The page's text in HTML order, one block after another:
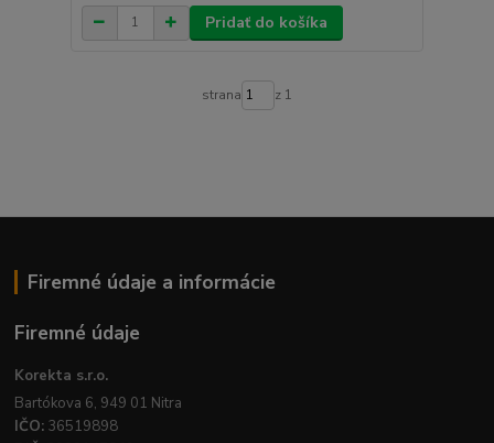
Pridať do košíka
strana z 1
Firemné údaje a informácie
Firemné údaje
Korekta s.r.o.
Bartókova 6, 949 01 Nitra
IČO: 36519898